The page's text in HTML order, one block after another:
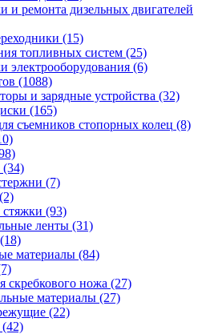
и ремонта дизельных двигателей
(15)
топливных систем (25)
электрооборудования (6)
(1088)
и зарядные устройства (32)
(165)
съемников стопорных колец (8)
(34)
(7)
(2)
(93)
ленты (31)
(18)
материалы (84)
скребкового ножа (27)
материалы (27)
(22)
(42)